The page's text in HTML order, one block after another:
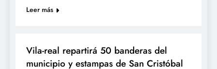
Leer más
Vila-real repartirá 50 banderas del
municipio y estampas de San Cristóbal